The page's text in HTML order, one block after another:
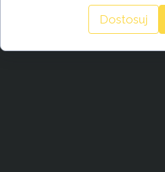
Dostosuj